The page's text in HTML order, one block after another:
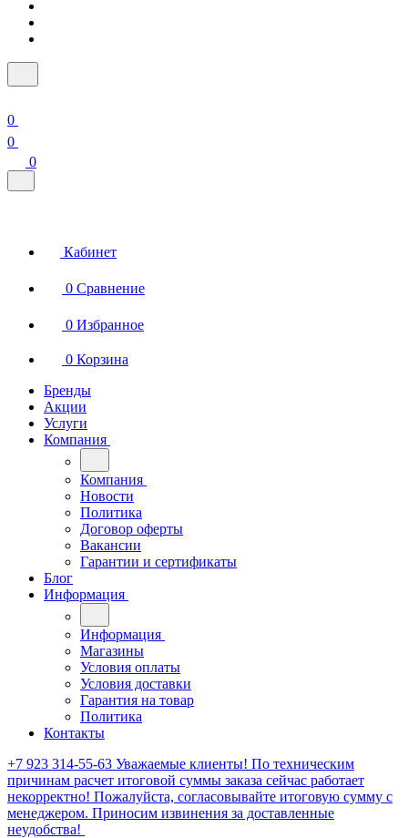
0
0
0
Кабинет
0 Сравнение
0 Избранное
0 Корзина
Бренды
Акции
Услуги
Компания
Компания
Новости
Политика
Договор оферты
Вакансии
Гарантии и сертификаты
Блог
Информация
Информация
Магазины
Условия оплаты
Условия доставки
Гарантия на товар
Политика
Контакты
+7 923 314-55-63 Уважаемые клиенты! По техническим
причинам расчет итоговой суммы заказа сейчас работает
некорректно! Пожалуйста, согласовывайте итоговую сумму с
менеджером. Приносим извинения за доставленные
неудобства!